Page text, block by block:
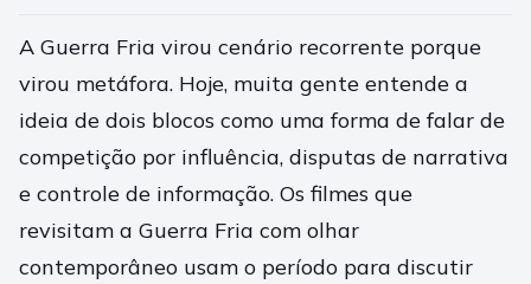
A Guerra Fria virou cenário recorrente porque
virou metáfora. Hoje, muita gente entende a
ideia de dois blocos como uma forma de falar de
competição por influência, disputas de narrativa
e controle de informação. Os filmes que
revisitam a Guerra Fria com olhar
contemporâneo usam o período para discutir